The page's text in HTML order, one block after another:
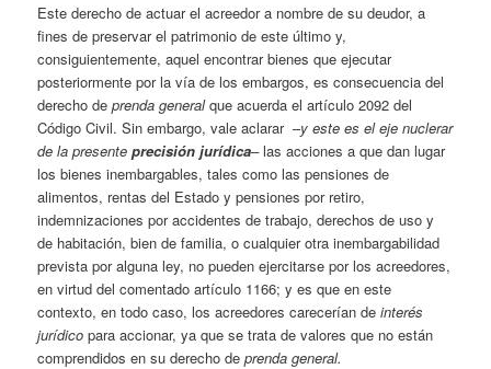
Este derecho de actuar el acreedor a nombre de su deudor, a
fines de preservar el patrimonio de este último y,
consiguientemente, aquel encontrar bienes que ejecutar
posteriormente por la vía de los embargos, es consecuencia del
derecho deprenda generalque acuerda el artículo 2092 del
Código Civil. Sin embargo, vale aclarar –y este es el eje nuclerar
de la presenteprecisión jurídica–las acciones a que dan lugar
los bienes inembargables, tales como las pensiones de
alimentos, rentas del Estado y pensiones por retiro,
indemnizaciones por accidentes de trabajo, derechos de uso y
de habitación, bien de familia, o cualquier otra inembargabilidad
prevista por alguna ley, no pueden ejercitarse por los acreedores,
en virtud del comentado artículo 1166; y es que en este
contexto, en todo caso, los acreedores carecerían deinterés
jurídicopara accionar, ya que se trata de valores que no están
comprendidos en su derecho deprenda general.